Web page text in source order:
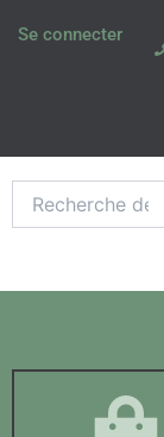
Se connecter
pour :